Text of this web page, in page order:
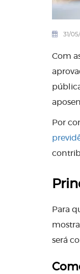
31/
Com
Por
Para
será